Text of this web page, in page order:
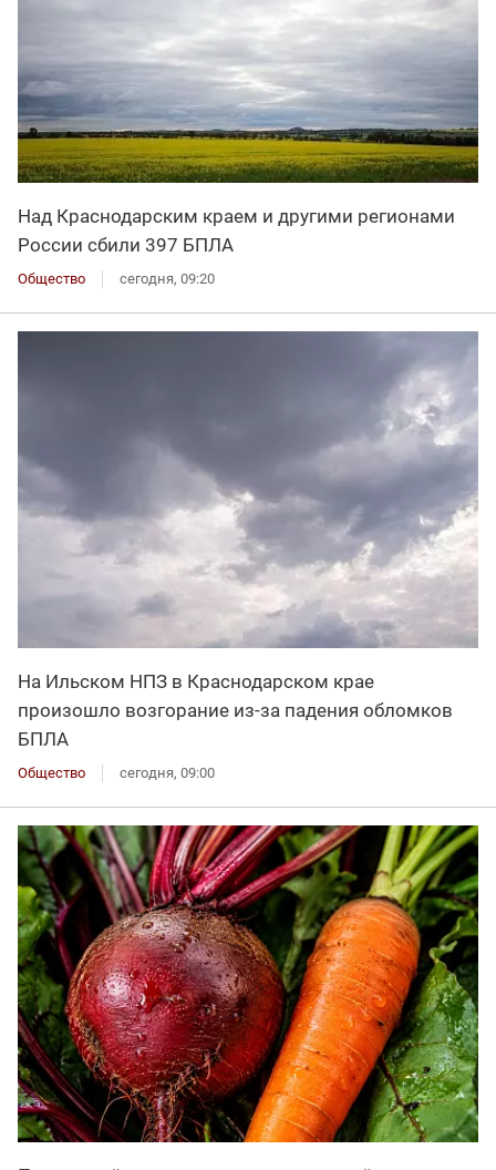
Над Краснодарским краем и другими регионами
России сбили 397 БПЛА
Общество сегодня, 09:20
На Ильском НПЗ в Краснодарском крае
произошло возгорание из-за падения обломков
БПЛА
Общество сегодня, 09:00